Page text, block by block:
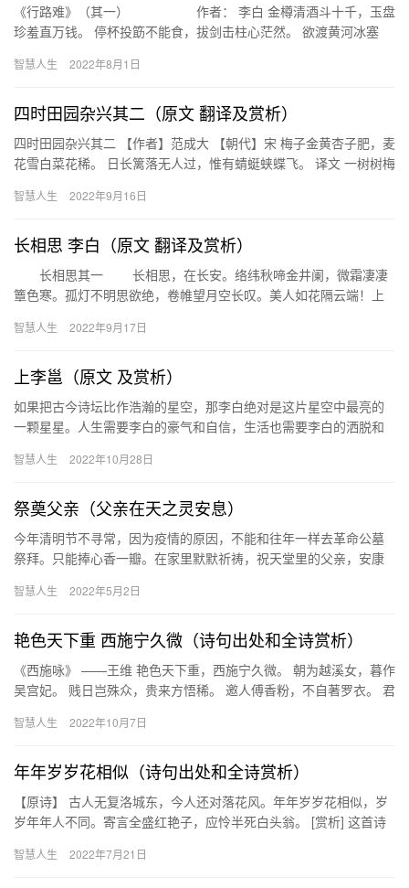
《行路难》（其一） 作者： 李白 金樽清酒斗十千，玉盘
珍羞直万钱。 停杯投筯不能食，拔剑击柱心茫然。 欲渡黄河冰塞
智慧人生 2022年8月1日
四时田园杂兴其二（原文 翻译及赏析）
四时田园杂兴其二 【作者】范成大 【朝代】宋 梅子金黄杏子肥，麦
花雪白菜花稀。 日长篱落无人过，惟有蜻蜓蛱蝶飞。 译文 一树树梅
智慧人生 2022年9月16日
长相思 李白（原文 翻译及赏析）
长相思其一 长相思，在长安。络纬秋啼金井阑，微霜凄凄
簟色寒。孤灯不明思欲绝，卷帷望月空长叹。美人如花隔云端！上
难。…
智慧人生 2022年9月17日
上李邕（原文 及赏析）
如果把古今诗坛比作浩瀚的星空，那李白绝对是这片星空中最亮的
一颗星星。人生需要李白的豪气和自信，生活也需要李白的洒脱和
欣赏。…
智慧人生 2022年10月28日
祭奠父亲（父亲在天之灵安息）
今年清明节不寻常，因为疫情的原因，不能和往年一样去革命公墓
祭拜。只能捧心香一瓣。在家里默默祈祷，祝天堂里的父亲，安康
智慧人生 2022年5月2日
艳色天下重 西施宁久微（诗句出处和全诗赏析）
《西施咏》 ——王维 艳色天下重，西施宁久微。 朝为越溪女，暮作
吴宫妃。 贱日岂殊众，贵来方悟稀。 邀人傅香粉，不自著罗衣。 君
智慧人生 2022年10月7日
年年岁岁花相似（诗句出处和全诗赏析）
【原诗】 古人无复洛城东，今人还对落花风。年年岁岁花相似，岁
岁年年人不同。寄言全盛红艳子，应怜半死白头翁。 [赏析] 这首诗
智慧人生 2022年7月21日